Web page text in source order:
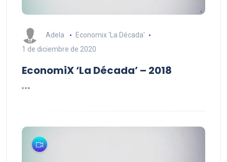
Adela
Economix 'La Década'
1 de diciembre de 2020
EconomiX ‘La Década’ – 2018